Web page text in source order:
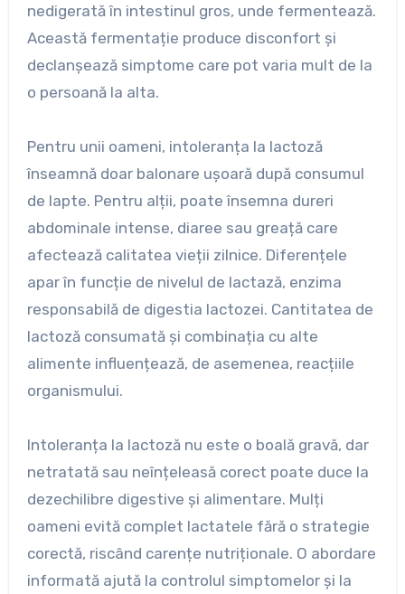
nedigerată în intestinul gros, unde fermentează.
Această fermentație produce disconfort și
declanșează simptome care pot varia mult de la
o persoană la alta.
Pentru unii oameni, intoleranța la lactoză
înseamnă doar balonare ușoară după consumul
de lapte. Pentru alții, poate însemna dureri
abdominale intense, diaree sau greață care
afectează calitatea vieții zilnice. Diferențele
apar în funcție de nivelul de lactază, enzima
responsabilă de digestia lactozei. Cantitatea de
lactoză consumată și combinația cu alte
alimente influențează, de asemenea, reacțiile
organismului.
Intoleranța la lactoză nu este o boală gravă, dar
netratată sau neînțeleasă corect poate duce la
dezechilibre digestive și alimentare. Mulți
oameni evită complet lactatele fără o strategie
corectă, riscând carențe nutriționale. O abordare
informată ajută la controlul simptomelor și la